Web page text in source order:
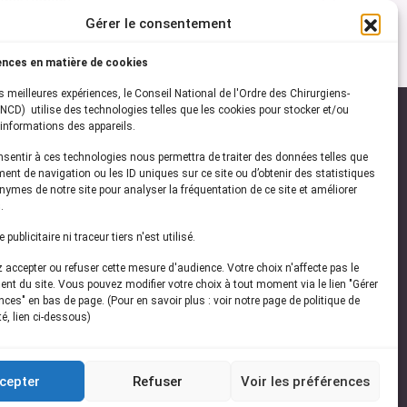
Gérer le consentement
en matière de cookies
meilleures expériences, le Conseil National de l'Ordre des Chirurgiens-
utilise des technologies telles que les cookies pour stocker et/ou
des appareils.
à ces technologies nous permettra de traiter des données telles que
de navigation ou les ID uniques sur ce site ou d’obtenir des statistiques
de notre site pour analyser la fréquentation de ce site et améliorer
publicitaire ni traceur tiers n'est utilisé.
accepter ou refuser cette mesure d'audience. Votre choix n'affecte pas le
du site. Vous pouvez modifier votre choix à tout moment via le lien "Gérer
en bas de page. (Pour en savoir plus : voir notre page de politique de
lien ci-dessous)
Refuser Voir les préférences
vous à notrenewsletter
les dernières actualités de l'ONCD